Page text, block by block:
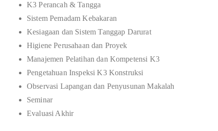
K3 Perancah & Tangga
Sistem Pemadam Kebakaran
Kesiagaan dan Sistem Tanggap Darurat
Higiene Perusahaan dan Proyek
Manajemen Pelatihan dan Kompetensi K3
Pengetahuan Inspeksi K3 Konstruksi
Observasi Lapangan dan Penyusunan Makalah
Seminar
Evaluasi Akhir